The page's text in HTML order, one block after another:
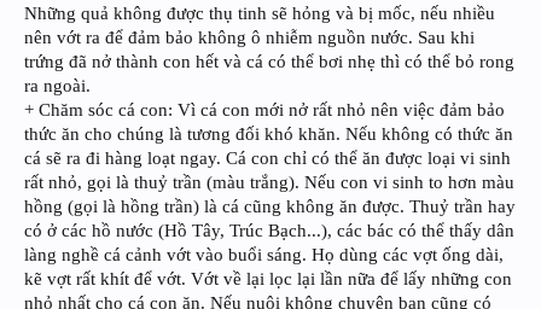
Những quả không được thụ tinh sẽ hỏng và bị mốc, nếu nhiều
nên vớt ra để đảm bảo không ô nhiễm nguồn nước. Sau khi
trứng đã nở thành con hết và cá có thể bơi nhẹ thì có thể bỏ rong
ra ngoài.
+ Chăm sóc cá con: Vì cá con mới nở rất nhỏ nên việc đảm bảo
thức ăn cho chúng là tương đối khó khăn. Nếu không có thức ăn
cá sẽ ra đi hàng loạt ngay. Cá con chỉ có thể ăn được loại vi sinh
rất nhỏ, gọi là thuỷ trần (màu trắng). Nếu con vi sinh to hơn màu
hồng (gọi là hồng trần) là cá cũng không ăn được. Thuỷ trần hay
có ở các hồ nước (Hồ Tây, Trúc Bạch...), các bác có thể thấy dân
làng nghề cá cảnh vớt vào buổi sáng. Họ dùng các vợt ống dài,
kẽ vợt rất khít để vớt. Vớt về lại lọc lại lần nữa để lấy những con
nhỏ nhất cho cá con ăn. Nếu nuôi không chuyên bạn cũng có